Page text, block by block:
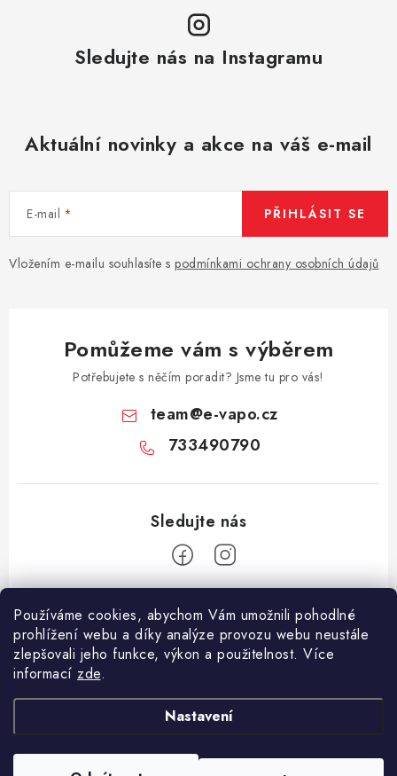
Používáme cookies, abychom Vám umožnili pohodlné
prohlížení webu a díky analýze provozu webu neustále
zlepšovali jeho funkce, výkon a použitelnost. Více
informací zde.
Nastavení
Sledujte nás na Instagramu
Aktuální novinky a akce na váš e-mail
E-mail
Vložením e-mailu souhlasíte s podmínkami ochrany osobních údajů
PŘIHLÁSIT SE
Pomůžeme vám s výběrem
Potřebujete s něčím poradit? Jsme tu pro vás!
team@e-vapo.cz
733490790
Facebook
Jak reklamovat či vrátit zboží
cookies